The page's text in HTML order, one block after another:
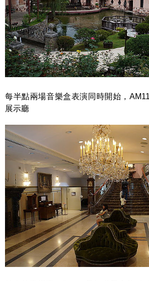
每半點兩場音樂盒表演同時開始，
展示廳